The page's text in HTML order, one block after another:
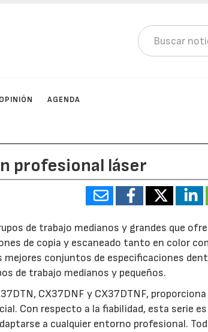
OPINIÓN AGENDA
profesional láser
de trabajo medianos y grandes que
de copia y escaneado tanto en color
conjuntos de especificaciones
de trabajo medianos y pequeños.
CX37DNF y CX37DTNF,
Con respecto a la fiabilidad, esta serie es
a cualquier entorno profesional.